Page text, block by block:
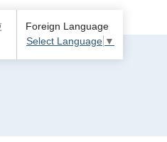
Foreign Language
Select Language ▼